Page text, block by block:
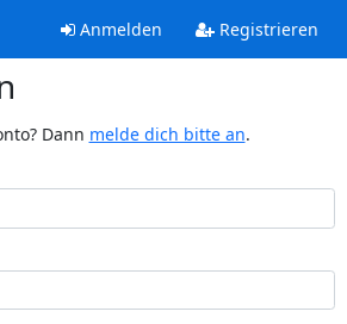
Anmelden Registrieren
Dann melde dich bitte an.